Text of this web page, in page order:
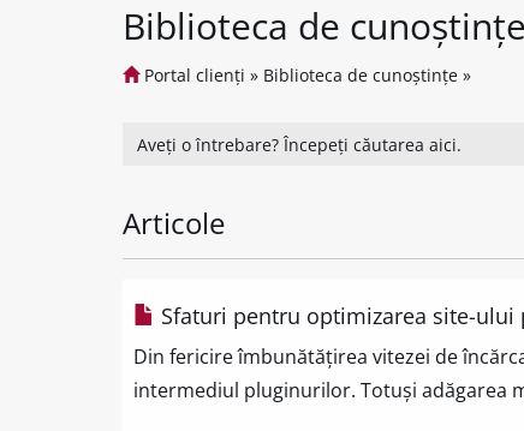
Biblioteca de cunoștințe
Portal clienți » Biblioteca de cunoștințe »
Articole
Sfaturi pentru optimizarea site-
Din fericire îmbunătățirea vitezei de
intermediul pluginurilor. Totuși adăgarea